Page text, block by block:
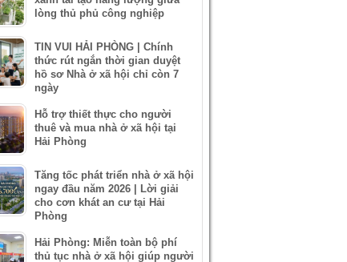
lòng thủ phủ công nghiệp
TIN VUI HẢI PHÒNG | Chính
thức rút ngắn thời gian duyệt
hồ sơ Nhà ở xã hội chỉ còn 7
ngày
Hỗ trợ thiết thực cho người
thuê và mua nhà ở xã hội tại
Hải Phòng
Tăng tốc phát triển nhà ở xã hội
ngay đầu năm 2026 | Lời giải
cho cơn khát an cư tại Hải
Phòng
Hải Phòng: Miễn toàn bộ phí
thủ tục nhà ở xã hội giúp người